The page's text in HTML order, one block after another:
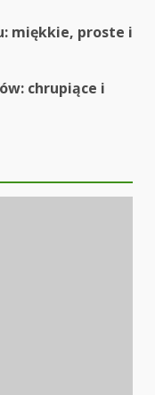
miękkie, proste i
chrupiące i